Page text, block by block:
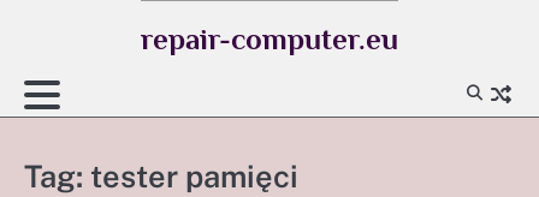
repair-computer.eu
Tag: tester pamięci